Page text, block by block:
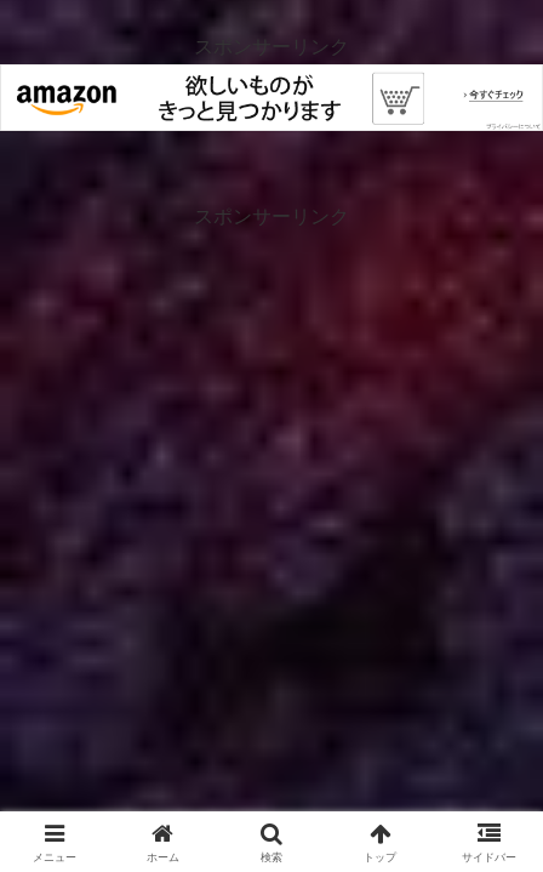
スポンサーリンク
スポンサーリンク
メニュー ホーム 検索 トップ サイドバー